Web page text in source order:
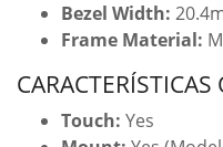
Bezel Width:
Frame Material:
Touch: Yes